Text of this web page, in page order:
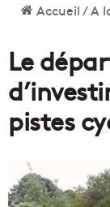
Accueil/A
Le
pistes